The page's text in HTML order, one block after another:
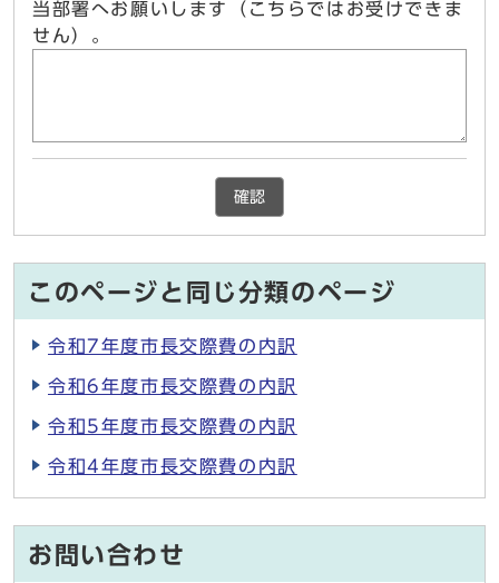
当部署へお願いします（こちらではお受けできま
せん）。
確認
このページと同じ分類のページ
令和7年度市長交際費の内訳
令和6年度市長交際費の内訳
令和5年度市長交際費の内訳
令和4年度市長交際費の内訳
お問い合わせ